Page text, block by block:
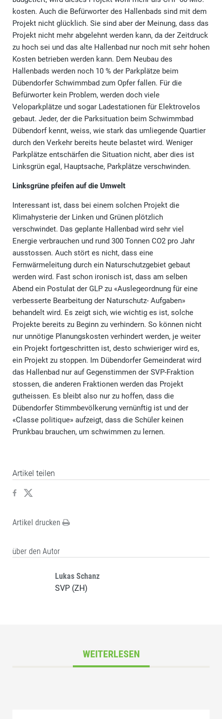
kosten. Auch die Befürworter des Hallenbads sind mit dem
Projekt nicht glücklich. Sie sind aber der Meinung, dass das
Projekt nicht mehr abgelehnt werden kann, da der Zeitdruck
zu hoch sei und das alte Hallenbad nur noch mit sehr hohen
Kosten betrieben werden kann. Dem Neubau des
Hallenbads werden noch 10 % der Parkplätze beim
Dübendorfer Schwimmbad zum Opfer fallen. Für die
Befürworter kein Problem, werden doch viele
Veloparkplätze und sogar Ladestationen für Elektrovelos
gebaut. Jeder, der die Parksituation beim Schwimmbad
Dübendorf kennt, weiss, wie stark das umliegende Quartier
durch den Verkehr bereits heute belastet wird. Weniger
Parkplätze entschärfen die Situation nicht, aber dies ist
Linksgrün egal, Hauptsache, Parkplätze verschwinden.
Linksgrüne pfeifen auf die Umwelt
Interessant ist, dass bei einem solchen Projekt die
Klimahysterie der Linken und Grünen plötzlich
verschwindet. Das geplante Hallenbad wird sehr viel
Energie verbrauchen und rund 300 Tonnen CO2 pro Jahr
ausstossen. Auch stört es nicht, dass eine
Fernwärmeleitung durch ein Naturschutzgebiet gebaut
werden wird. Fast schon ironisch ist, dass am selben
Abend ein Postulat der GLP zu «Auslegeordnung für eine
verbesserte Bearbeitung der Naturschutz- Aufgaben»
behandelt wird. Es zeigt sich, wie wichtig es ist, solche
Projekte bereits zu Beginn zu verhindern. So können nicht
nur unnötige Planungskosten verhindert werden, je weiter
ein Projekt fortgeschritten ist, desto schwieriger wird es,
ein Projekt zu stoppen. Im Dübendorfer Gemeinderat wird
das Hallenbad nur auf Gegenstimmen der SVP-Fraktion
stossen, die anderen Fraktionen werden das Projekt
gutheissen. Es bleibt also nur zu hoffen, dass die
Dübendorfer Stimmbevölkerung vernünftig ist und der
«Classe politique» aufzeigt, dass die Schüler keinen
Prunkbau brauchen, um schwimmen zu lernen.
Artikel teilen
Artikel drucken
über den Autor
Lukas Schanz
SVP (ZH)
WEITERLESEN